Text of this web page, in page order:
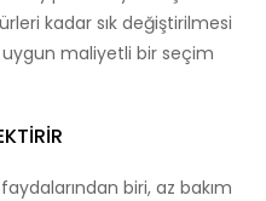
kadar sık ​​değiştirilmesi
maliyetli bir seçim
biri, az bakım